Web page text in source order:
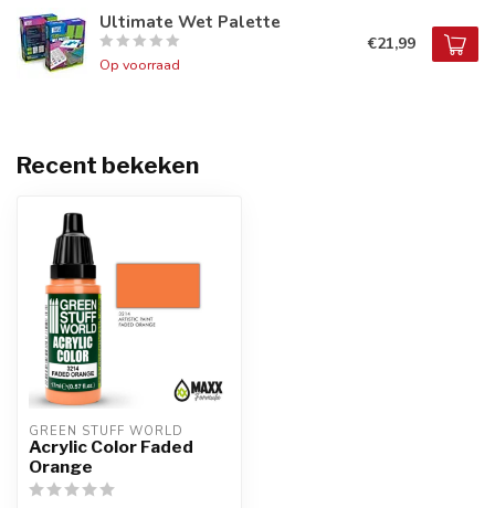
Ultimate Wet Palette
Op voorraad
€21,99
Recent bekeken
GREEN STUFF WORLD
Acrylic Color Faded
Orange